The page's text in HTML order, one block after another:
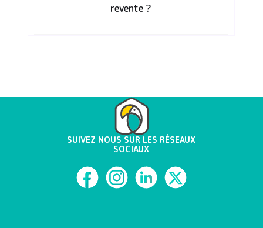
revente ?
SUIVEZ NOUS SUR LES RÉSEAUX
SOCIAUX